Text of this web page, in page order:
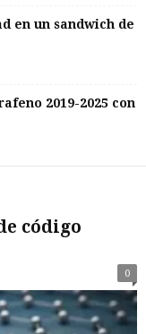
en un sandwich de
2019-2025 con
código
0